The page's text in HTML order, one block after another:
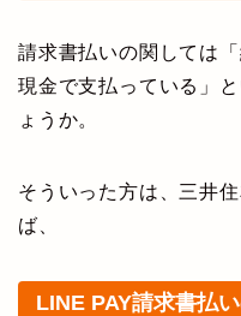
請求書払いの関しては
現金で支払っている」
ょうか。
そういった方は、三井
ば、
LINE PAY請求書払